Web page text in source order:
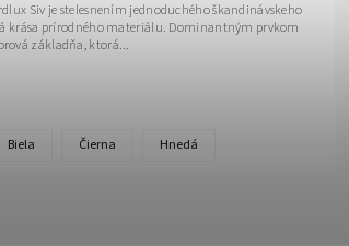
Siv je stelesnením jednoduchého škandinávskeho
krása prírodného materiálu. Dominantným prvkom
základňa, ktorá...
Biela Čierna Hnedá